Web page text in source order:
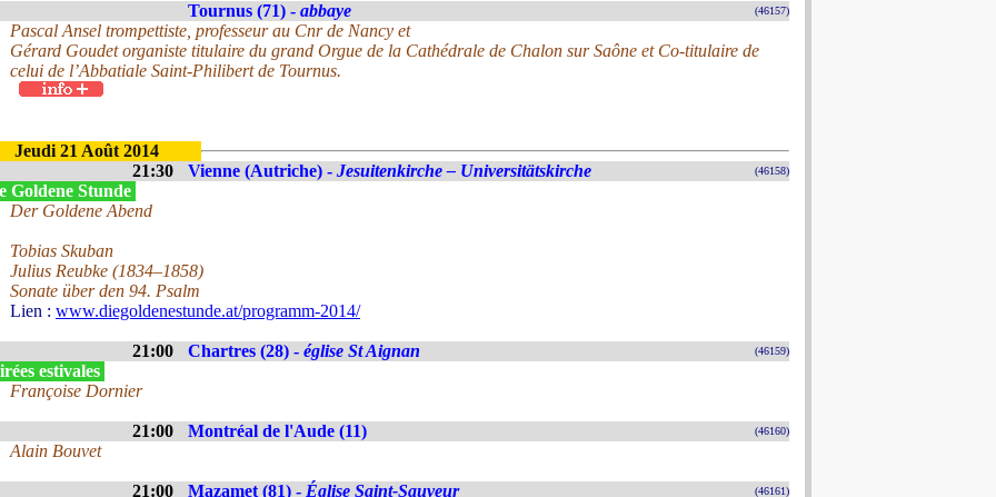
Tournus (71) - abbaye (46157)
Pascal Ansel trompettiste, professeur au Cnr de Nancy et
Gérard Goudet organiste titulaire du grand Orgue de la Cathédrale de Chalon sur Saône et Co-titulaire de
celui de l’Abbatiale Saint-Philibert de Tournus.
Jeudi 21 Août 2014
21:30
Vienne (Autriche) - Jesuitenkirche – Universitätskirche (46158)
Goldene Stunde
Der Goldene Abend
Tobias Skuban
Julius Reubke (1834–1858)
Sonate über den 94. Psalm
Lien : www.diegoldenestunde.at/programm-2014/
21:00 Chartres (28) - église St Aignan (46159)
estivales
Françoise Dornier
21:00 Montréal de l'Aude (11) (46160)
Alain Bouvet
21:00 Mazamet (81) - Église Saint-Sauveur (46161)